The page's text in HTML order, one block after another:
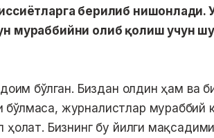
берилиб нишонлади.
мураббийни олиб қолиш учун
бўлган. Биздан олдин ҳам ва
журналистлар мураббий
Бизнинг бу йилги